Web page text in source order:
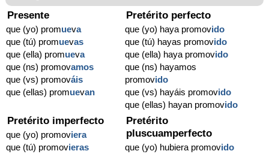
Presente
que (yo) promueva
que (tú) promuevas
que (ella) promueva
que (ns) promovamos
que (vs) promováis
que (ellas) promuevan
Pretérito perfecto
que (yo) haya promovido
que (tú) hayas promovido
que (ella) haya promovido
que (ns) hayamos
promovido
que (vs) hayáis promovido
que (ellas) hayan promovido
Pretérito imperfecto
que (yo) promoviera
que (tú) promovieras
Pretérito
pluscuamperfecto
que (yo) hubiera promovido